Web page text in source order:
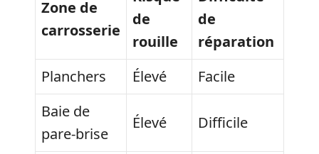
Zone de
carrosserie
de
rouille
de
réparation
Planchers
Élevé
Facile
Baie de
pare-brise
Élevé Difficile